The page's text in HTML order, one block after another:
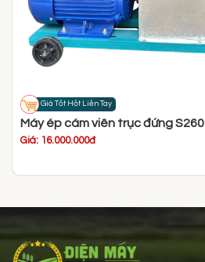
Giá Tốt Hốt Liền Tay
Máy ép cám viên trục đứng S260
Giá: 16.000.000đ